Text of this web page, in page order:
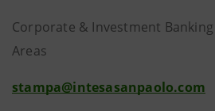
Corporate & Investment
Areas
stampa@intesasanpaolo.com